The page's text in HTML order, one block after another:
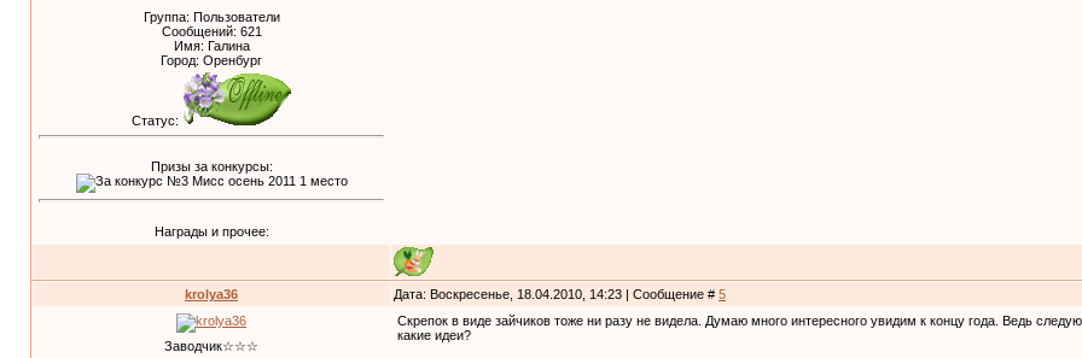
Группа: Пользователи
Сообщений: 621
Имя: Галина
Город: Оренбург
Статус:
Призы за конкурсы:
Награды и прочее:
krolya36 Дата: Воскресенье, 18.04.2010, 14:23 | Сообщение # 5
Заводчик☆☆☆
Скрепок в виде зайчиков тоже ни разу не видела. Думаю много интересного увидим к концу года. Ведь
какие идеи?